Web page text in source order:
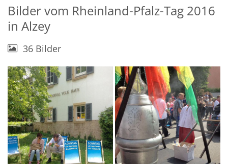
Bilder vom Rheinland-Pfalz-Tag 2016
in Alzey
36 Bilder